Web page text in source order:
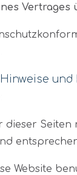
Hinweise
dieser
Website